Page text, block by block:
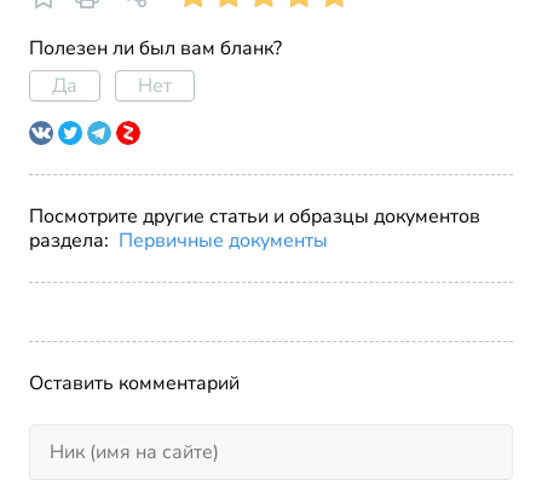
Полезен ли был вам бланк?
Да
Нет
Посмотрите другие статьи и образцы документов
раздела: Первичные документы
Оставить комментарий